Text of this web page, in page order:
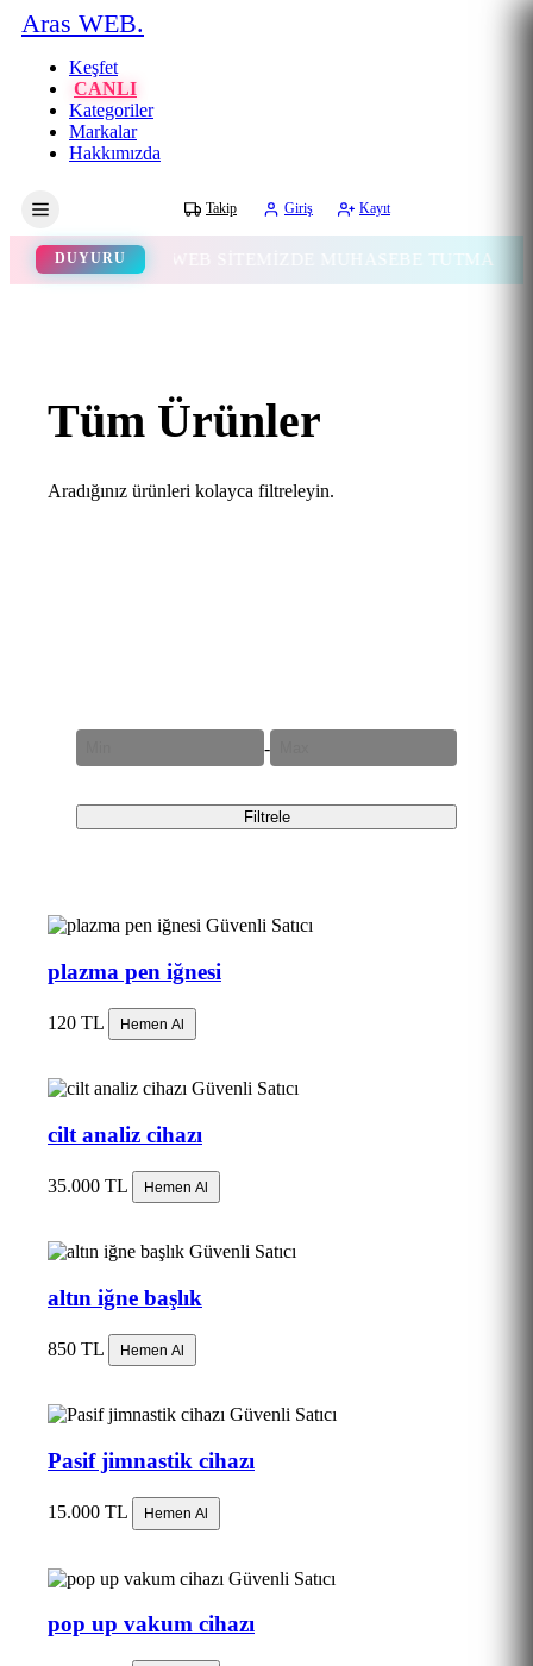
Aras WEB.
Keşfet
CANLI
Kategoriler
Markalar
Hakkımızda
Takip Giriş Kayıt
DUYURU WEB SİTEMİZDE MUHASEBE TUTMA
Tüm Ürünler
Aradığınız ürünleri kolayca filtreleyin.
-
Filtrele
Güvenli Satıcı
plazma pen iğnesi
120 TL Hemen Al
Güvenli Satıcı
cilt analiz cihazı
35.000 TL Hemen Al
Güvenli Satıcı
altın iğne başlık
850 TL Hemen Al
Güvenli Satıcı
Pasif jimnastik cihazı
15.000 TL Hemen Al
Güvenli Satıcı
pop up vakum cihazı